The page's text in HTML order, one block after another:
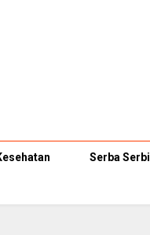
Serba Serbi